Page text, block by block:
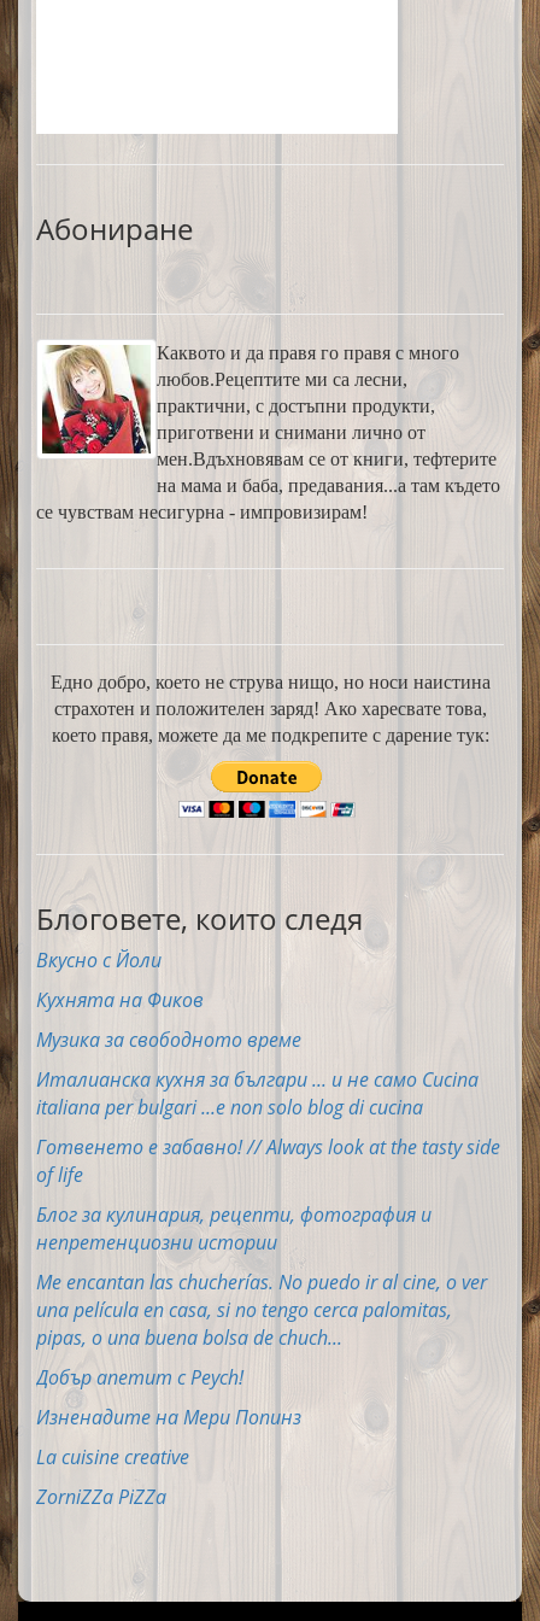
Абониране
Каквото и да правя го правя с много
любов.Рецептите ми са лесни,
практични, с достъпни продукти,
приготвени и снимани лично от
мен.Вдъхновявам се от книги, тефтерите
на мама и баба, предавания...а там където
се чувствам несигурна - импровизирам!
Едно добро, което не струва нищо, но носи наистина
страхотен и положителен заряд! Ако харесвате това,
което правя, можете да ме подкрепите с дарение тук:
Блоговете, които следя
Вкусно с Йоли
Кухнята на Фиков
Музика за свободното време
Италианска кухня за българи ... и не само Cucina
italiana per bulgari ...e non solo blog di cucina
Готвенето е забавно! // Always look at the tasty side
of life
Блог за кулинария, рецепти, фотография и
непретенциозни истории
Me encantan las chucherías. No puedo ir al cine, o ver
una película en casa, si no tengo cerca palomitas,
pipas, o una buena bolsa de chuch...
Добър апетит с Peych!
Изненадите на Мери Попинз
La cuisine creative
ZorniZZa PiZZa